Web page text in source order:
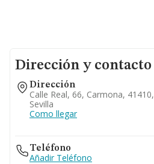
Dirección y contacto
Dirección
Calle Real, 66, Carmona, 41410,
Sevilla
Como llegar
Teléfono
Añadir Teléfono